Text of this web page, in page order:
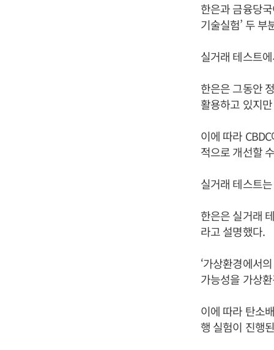
한은과 금융당
기술실험’ 두 부
실거래 테스트
한은은 그동안
활용하고 있지
이에 따라
적으로 개선할
실거래 테스트
한은은 실거래
라고 설명했다.
‘가상환경에서
가능성을 가상
이에 따라 탄소
행 실험이 진행